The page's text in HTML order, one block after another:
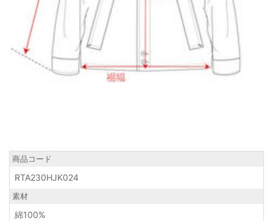
商品コード
RTA230HJK024
素材
綿100%